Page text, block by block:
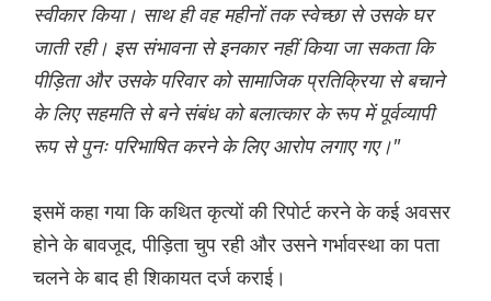
स्वीकार किया। साथ ही वह महीनों तक स्वेच्छा से उसके घर
जाती रही। इस संभावना से इनकार नहीं किया जा सकता कि
पीड़िता और उसके परिवार को सामाजिक प्रतिक्रिया से बचाने
के लिए सहमति से बने संबंध को बलात्कार के रूप में पूर्वव्यापी
रूप से पुनः परिभाषित करने के लिए आरोप लगाए गए।"
इसमें कहा गया कि कथित कृत्यों की रिपोर्ट करने के कई अवसर
होने के बावजूद, पीड़िता चुप रही और उसने गर्भावस्था का पता
चलने के बाद ही शिकायत दर्ज कराई।